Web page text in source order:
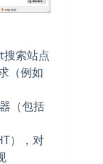
索站点
（例如
（包括
），对